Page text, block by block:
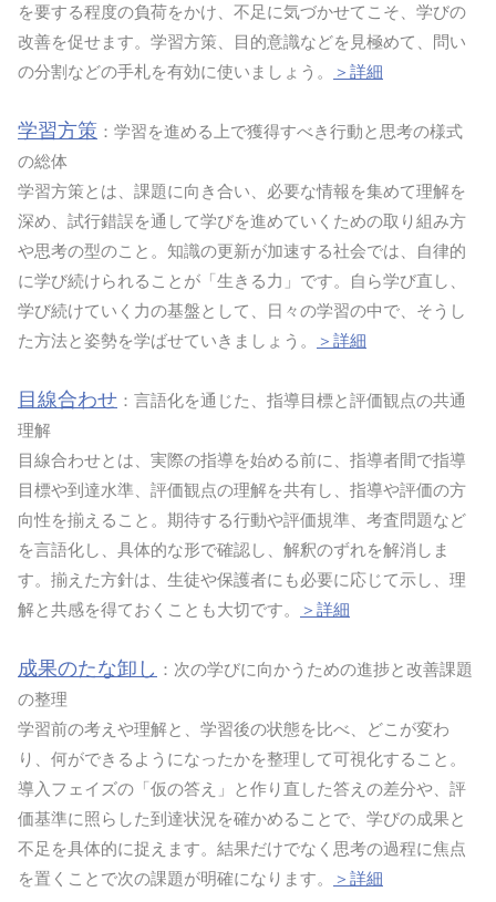
を要する程度の負荷をかけ、不足に気づかせてこそ、学びの
改善を促せます。学習方策、目的意識などを見極めて、問い
の分割などの手札を有効に使いましょう。
＞詳細
学習方策 ：学習を進める上で獲得すべき行動と思考の様式
の総体
学習方策とは、課題に向き合い、必要な情報を集めて理解を
深め、試行錯誤を通して学びを進めていくための取り組み方
や思考の型のこと。知識の更新が加速する社会では、自律的
に学び続けられることが「生きる力」です。自ら学び直し、
学び続けていく力の基盤として、日々の学習の中で、そうし
た方法と姿勢を学ばせていきましょう。
＞詳細
目線合わせ ：言語化を通じた、指導目標と評価観点の共通
理解
目線合わせとは、実際の指導を始める前に、指導者間で指導
目標や到達水準、評価観点の理解を共有し、指導や評価の方
向性を揃えること。期待する行動や評価規準、考査問題など
を言語化し、具体的な形で確認し、解釈のずれを解消しま
す。揃えた方針は、生徒や保護者にも必要に応じて示し、理
解と共感を得ておくことも大切です。
＞詳細
成果のたな卸し ：次の学びに向かうための進捗と改善課題
の整理
学習前の考えや理解と、学習後の状態を比べ、どこが変わ
り、何ができるようになったかを整理して可視化すること。
導入フェイズの「仮の答え」と作り直した答えの差分や、評
価基準に照らした到達状況を確かめることで、学びの成果と
不足を具体的に捉えます。結果だけでなく思考の過程に焦点
を置くことで次の課題が明確になります。
＞詳細